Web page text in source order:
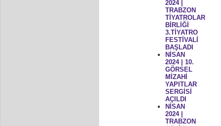
2024 |
TRABZON
TİYATROLAR
BİRLİĞİ
3.TİYATRO
FESTİVALİ
BAŞLADI
NİSAN
2024 | 10.
GÖRSEL
MİZAHİ
YAPITLAR
SERGİSİ
AÇILDI
NİSAN
2024 |
TRABZON